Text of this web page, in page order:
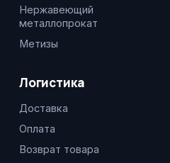
Нержавеющий
металлопрокат
Метизы
Логистика
Доставка
Оплата
Возврат товара